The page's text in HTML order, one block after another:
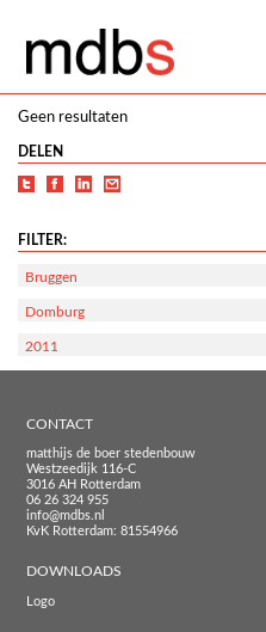
Geen resultaten
DELEN
FILTER:
Bruggen
Domburg
2011
CONTACT
matthijs de boer stedenbouw
Westzeedijk 116-C
3016 AH Rotterdam
06 26 324 955
info@mdbs.nl
KvK Rotterdam: 81554966
DOWNLOADS
Logo